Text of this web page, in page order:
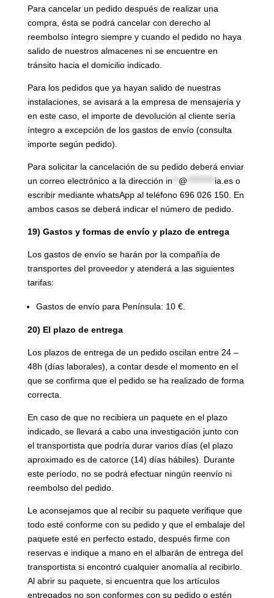
Para cancelar un pedido después de realizar una
compra, ésta se podrá cancelar con derecho al
reembolso íntegro siempre y cuando el pedido no haya
salido de nuestros almacenes ni se encuentre en
tránsito hacia el domicilio indicado.
Para los pedidos que ya hayan salido de nuestras
instalaciones, se avisará a la empresa de mensajería y
en este caso, el importe de devolución al cliente sería
íntegro a excepción de los gastos de envío (consulta
importe según pedido).
Para solicitar la cancelación de su pedido deberá enviar
un correo electrónico a la dirección in @ ia.eso
escribir mediante whatsApp al teléfono 696 026 150. En
ambos casos se deberá indicar el número de pedido.
19) Gastos y formas de envío y plazo de entrega
Los gastos de envío se harán por la compañía de
transportes del proveedor y atenderá a las siguientes
tarifas:
Gastos de envío para Península: 10 €.
20) El plazo de entrega
Los plazos de entrega de un pedido oscilan entre 24 –
48h (días laborales), a contar desde el momento en el
que se confirma que el pedido se ha realizado de forma
correcta.
En caso de que no recibiera un paquete en el plazo
indicado, se llevará a cabo una investigación junto con
el transportista que podría durar varios días (el plazo
aproximado es de catorce (14) días hábiles). Durante
este período, no se podrá efectuar ningún reenvío ni
reembolso del pedido.
Le aconsejamos que al recibir su paquete verifique que
todo esté conforme con su pedido y que el embalaje del
paquete esté en perfecto estado, después firme con
reservas e indique a mano en el albarán de entrega del
transportista si encontró cualquier anomalía al recibirlo.
Al abrir su paquete, si encuentra que los artículos
entregados no son conformes con su pedido o estén